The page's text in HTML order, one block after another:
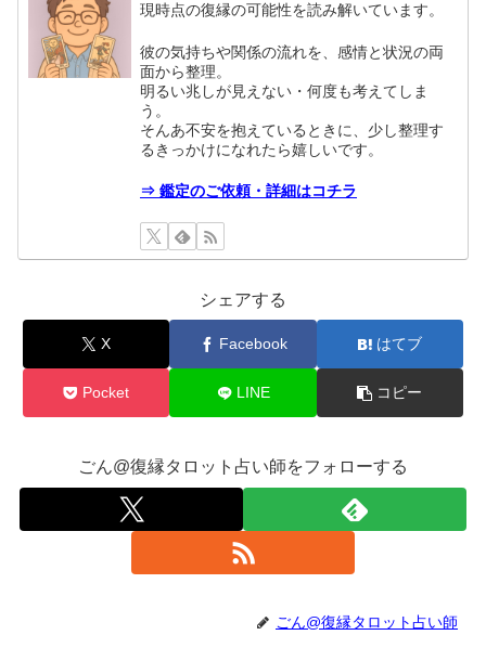
現時点の復縁の可能性を読み解いています。
彼の気持ちや関係の流れを、感情と状況の両
面から整理。
明るい兆しが見えない・何度も考えてしま
う。
そんあ不安を抱えているときに、少し整理す
るきっかけになれたら嬉しいです。
⇒ 鑑定のご依頼・詳細はコチラ
シェアする
X Facebook はてブ
Pocket LINE コピー
ごん@復縁タロット占い師をフォローする
ごん@復縁タロット占い師